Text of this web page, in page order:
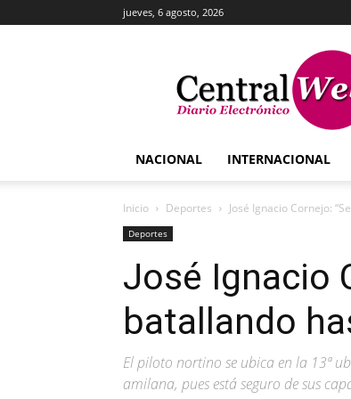
jueves, 6 agosto, 2026
Central
Web
NACIONAL INTERNACIONAL
Inicio Deportes José Ignacio Cornejo:
Deportes
José Ignacio
batallando
El piloto nortino se ubica en la 13ª
amilana, pues está seguro de sus